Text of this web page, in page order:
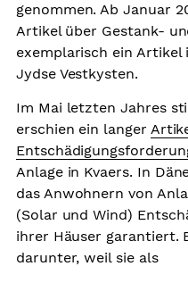
genommen. Ab Januar
Artikel über Gestank-
exemplarisch ein Artikel
Jydse Vestkysten.
Im Mai letzten Jahres
erschien ein langer
Anlage in Kvaers. In
das Anwohnern von
(Solar und Wind)
ihrer Häuser garantiert.
darunter, weil sie als